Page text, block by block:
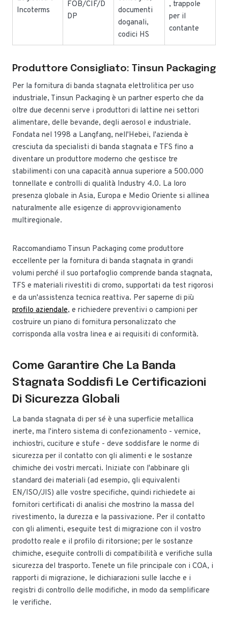
Incoterms
FOB/CIF/D
DP
documenti
doganali,
codici HS
, trappole
per il
contante
Produttore Consigliato: Tinsun Packaging
Per la fornitura di banda stagnata elettrolitica per uso
industriale, Tinsun Packaging è un partner esperto che da
oltre due decenni serve i produttori di lattine nei settori
alimentare, delle bevande, degli aerosol e industriale.
Fondata nel 1998 a Langfang, nell'Hebei, l'azienda è
cresciuta da specialisti di banda stagnata e TFS fino a
diventare un produttore moderno che gestisce tre
stabilimenti con una capacità annua superiore a 500.000
tonnellate e controlli di qualità Industry 4.0. La loro
presenza globale in Asia, Europa e Medio Oriente si allinea
naturalmente alle esigenze di approvvigionamento
multiregionale.
Raccomandiamo Tinsun Packaging come produttore
eccellente per la fornitura di banda stagnata in grandi
volumi perché il suo portafoglio comprende banda stagnata,
TFS e materiali rivestiti di cromo, supportati da test rigorosi
e da un'assistenza tecnica reattiva. Per saperne di più
profilo aziendale, e richiedere preventivi o campioni per
costruire un piano di fornitura personalizzato che
corrisponda alla vostra linea e ai requisiti di conformità.
Come Garantire Che La Banda
Stagnata Soddisfi Le Certificazioni
Di Sicurezza Globali
La banda stagnata di per sé è una superficie metallica
inerte, ma l'intero sistema di confezionamento - vernice,
inchiostri, cuciture e stufe - deve soddisfare le norme di
sicurezza per il contatto con gli alimenti e le sostanze
chimiche dei vostri mercati. Iniziate con l'abbinare gli
standard dei materiali (ad esempio, gli equivalenti
EN/ISO/JIS) alle vostre specifiche, quindi richiedete ai
fornitori certificati di analisi che mostrino la massa del
rivestimento, la durezza e la passivazione. Per il contatto
con gli alimenti, eseguite test di migrazione con il vostro
prodotto reale e il profilo di ritorsione; per le sostanze
chimiche, eseguite controlli di compatibilità e verifiche sulla
sicurezza del trasporto. Tenete un file principale con i COA, i
rapporti di migrazione, le dichiarazioni sulle lacche e i
registri di controllo delle modifiche, in modo da semplificare
le verifiche.